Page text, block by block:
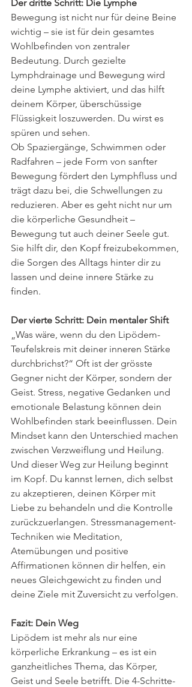
Der dritte Schritt: Die Lymphe
Bewegung ist nicht nur für deine Beine
wichtig – sie ist für dein gesamtes
Wohlbefinden von zentraler
Bedeutung. Durch gezielte
Lymphdrainage und Bewegung wird
deine Lymphe aktiviert, und das hilft
deinem Körper, überschüssige
Flüssigkeit loszuwerden. Du wirst es
spüren und sehen.
Ob Spaziergänge, Schwimmen oder
Radfahren – jede Form von sanfter
Bewegung fördert den Lymphfluss und
trägt dazu bei, die Schwellungen zu
reduzieren. Aber es geht nicht nur um
die körperliche Gesundheit –
Bewegung tut auch deiner Seele gut.
Sie hilft dir, den Kopf freizubekommen,
die Sorgen des Alltags hinter dir zu
lassen und deine innere Stärke zu
finden.
Der vierte Schritt: Dein mentaler Shift
„Was wäre, wenn du den Lipödem-
Teufelskreis mit deiner inneren Stärke
durchbrichst?“ Oft ist der grösste
Gegner nicht der Körper, sondern der
Geist. Stress, negative Gedanken und
emotionale Belastung können dein
Wohlbefinden stark beeinflussen. Dein
Mindset kann den Unterschied machen
zwischen Verzweiflung und Heilung.
Und dieser Weg zur Heilung beginnt
im Kopf. Du kannst lernen, dich selbst
zu akzeptieren, deinen Körper mit
Liebe zu behandeln und die Kontrolle
zurückzuerlangen. Stressmanagement-
Techniken wie Meditation,
Atemübungen und positive
Affirmationen können dir helfen, ein
neues Gleichgewicht zu finden und
deine Ziele mit Zuversicht zu verfolgen.
Fazit: Dein Weg
Lipödem ist mehr als nur eine
körperliche Erkrankung – es ist ein
ganzheitliches Thema, das Körper,
Geist und Seele betrifft. Die 4-Schritte-